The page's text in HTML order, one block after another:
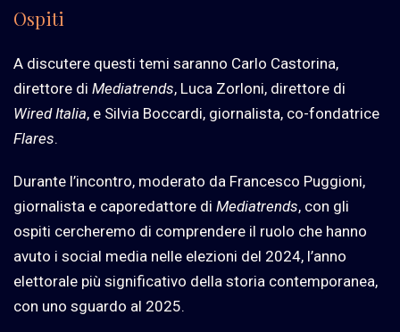
Ospiti
A discutere questi temi saranno Carlo Castorina,
direttore di Mediatrends, Luca Zorloni, direttore di
WiredItalia, e Silvia Boccardi, giornalista, co-fondatrice
Flares.
Durante l’incontro, moderato da Francesco Puggioni,
giornalista e caporedattore di Mediatrends, con gli
ospiti cercheremo di comprendere il ruolo che hanno
avuto i social media nelle elezioni del 2024, l’anno
elettorale più significativo della storia contemporanea,
con uno sguardo al 2025.